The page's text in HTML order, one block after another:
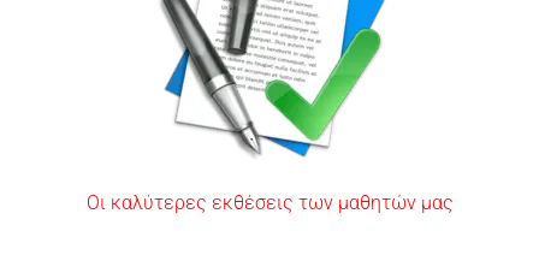
Οι καλύτερες εκθέσεις των μαθητών μας